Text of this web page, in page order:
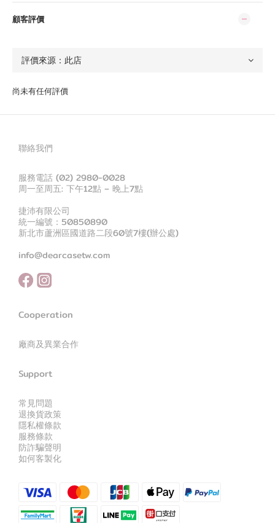
顧客評價
尚未有任何評價
聯絡我們
服務電話 (02) 2980-0028
周一至周五: 下午12點 – 晚上7點
捷沛有限公司
統一編號：50850890
新北市蘆洲區國道路二段60號7樓(辦公處)
info@dearcasetw.com
Cooperation
廠商及異業合作
Support
常見問題
退換貨政策
隱私權條款
服務條款
防詐騙聲明
如何客製化